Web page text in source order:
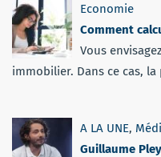
Economie
Comment
Vous
immobilier. Dans ce cas, la
A LA UNE,
Guillaume